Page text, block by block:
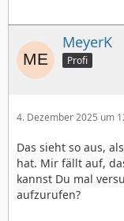
MeyerK
Profi
4. Dezember 2025 um
Das sieht so aus,
hat. Mir fällt auf,
kannst Du mal
aufzurufen?